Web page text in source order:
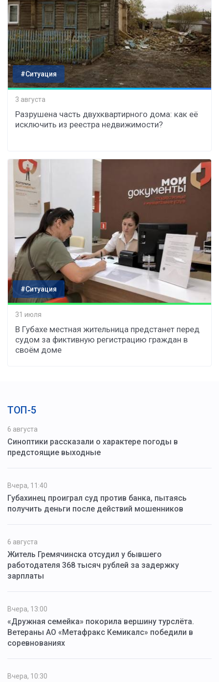
#Ситуация
3 августа
Разрушена часть двухквартирного дома: как её
исключить из реестра недвижимости?
#Ситуация
31 июля
В Губахе местная жительница предстанет перед
судом за фиктивную регистрацию граждан в
своём доме
ТОП-5
6 августа
Синоптики рассказали о характере погоды в
предстоящие выходные
Вчера, 11:40
Губахинец проиграл суд против банка, пытаясь
получить деньги после действий мошенников
6 августа
Житель Гремячинска отсудил у бывшего
работодателя 368 тысяч рублей за задержку
зарплаты
Вчера, 13:00
«Дружная семейка» покорила вершину турслёта.
Ветераны АО «Метафракс Кемикалс» победили в
соревнованиях
Вчера, 10:30